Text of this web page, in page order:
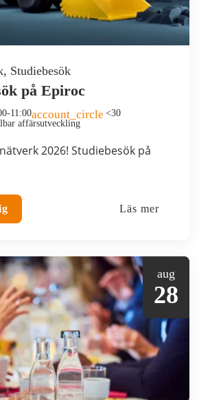
Studiebesök
på Epiroc
11:00account_circle <30
affärsutveckling
2026! Studiebesök på
Läs mer
aug
28